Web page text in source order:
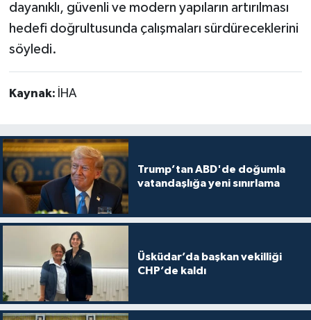
dayanıklı, güvenli ve modern yapıların artırılması
hedefi doğrultusunda çalışmaları sürdüreceklerini
söyledi.
Kaynak: İHA
Trump’tan ABD'de doğumla
vatandaşlığa yeni sınırlama
Üsküdar’da başkan vekilliği
CHP’de kaldı